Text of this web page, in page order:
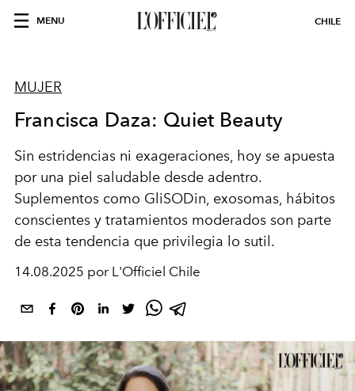
MENU CHILE
MUJER
Francisca Daza: Quiet Beauty
Sin estridencias ni exageraciones, hoy se apuesta
por una piel saludable desde adentro.
Suplementos como GliSODin, exosomas, hábitos
conscientes y tratamientos moderados son parte
de esta tendencia que privilegia lo sutil.
14.08.2025 por L'Officiel Chile